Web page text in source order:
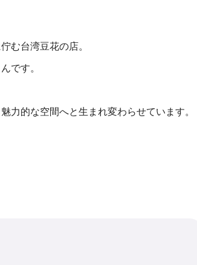
む台湾豆花の店。
です。
力的な空間へと生まれ変わらせています。